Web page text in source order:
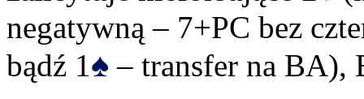
negatywną – 7+PC bez
bądź 1♠ – transfer na BA),